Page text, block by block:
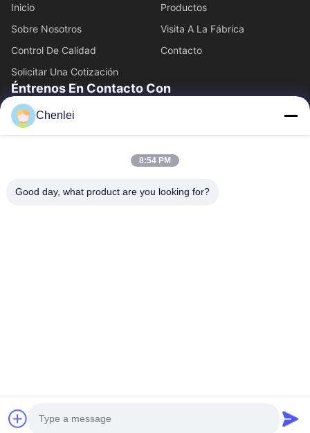
Inicio
Productos
Sobre Nosotros
Visita A La Fábrica
Control De Calidad
Contacto
Solicitar Una Cotización
Éntrenos En Contacto Con
86-512-52263588
86-512-52150298
Chenlei
8:54 PM
Good day, what product are you looking for?